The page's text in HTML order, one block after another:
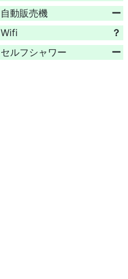
自動販売機
ー
Wifi
？
セルフシャワー
ー